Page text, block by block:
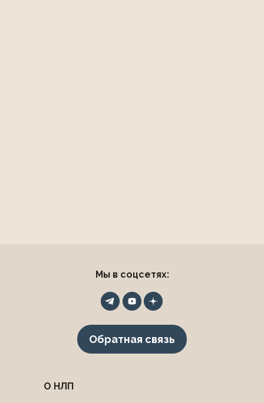
Обратная связь
Мы в соцсетях:
О НЛП